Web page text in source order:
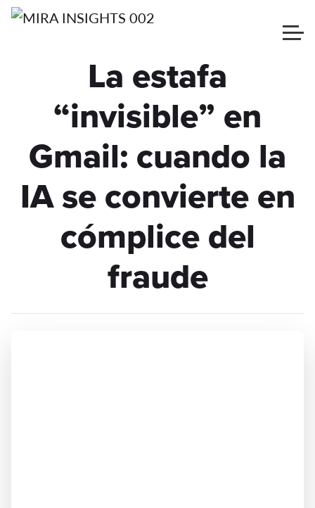
La estafa
“invisible” en
Gmail: cuando la
IA se convierte en
cómplice del
fraude